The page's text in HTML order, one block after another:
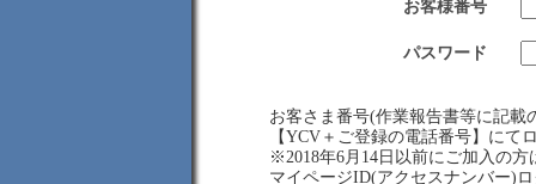
お客様番号
パスワード
お客さま番号(作業報告書等に記載
【YCV＋ご登録の電話番号】にて
※2018年6月14日以前にご加入の
マイページID(アクセスナンバー)